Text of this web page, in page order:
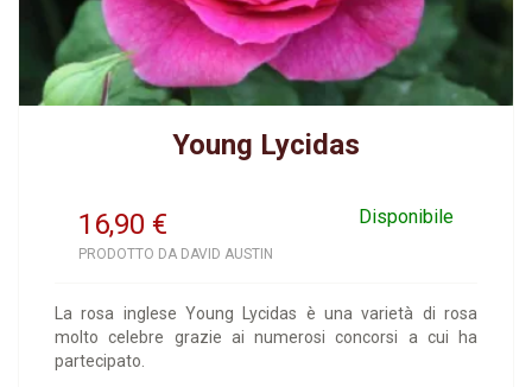
Young Lycidas
16,90 Disponibile
€
PRODOTTO DA DAVID AUSTIN
La rosa inglese Young Lycidas è una varietà di rosa
molto celebre grazie ai numerosi concorsi a cui ha
partecipato.